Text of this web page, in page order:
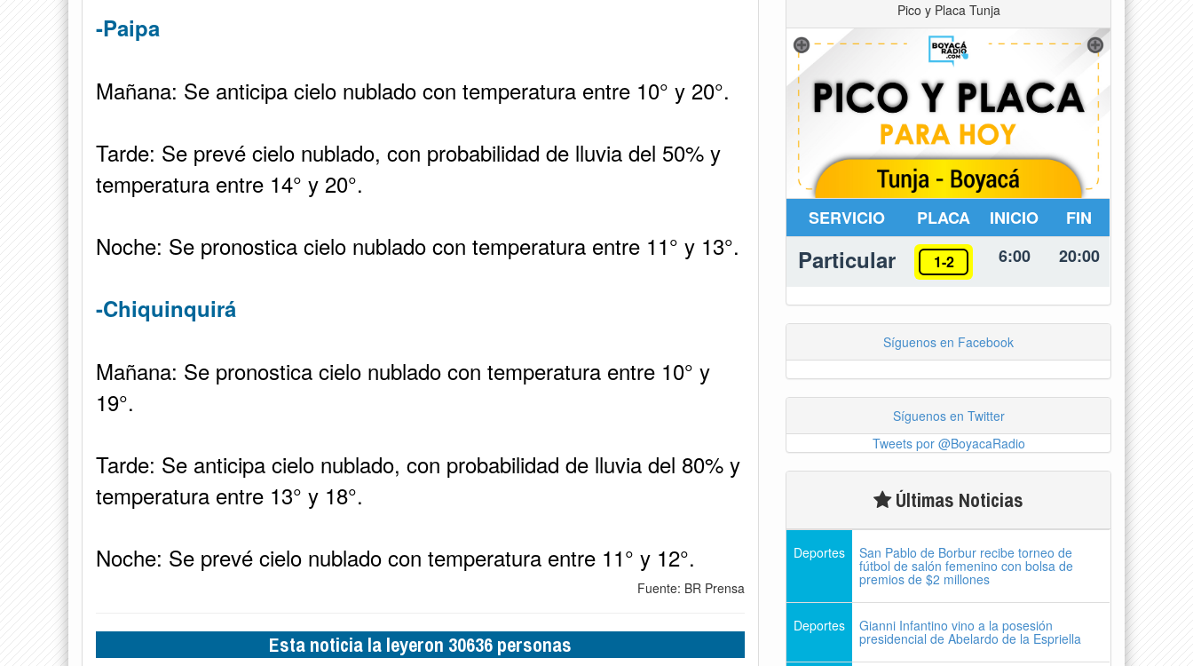
-Paipa
Mañana: Se anticipa cielo nublado con temperatura entre 10° y 20°.
Tarde: Se prevé cielo nublado, con probabilidad de lluvia del 50% y
temperatura entre 14° y 20°.
Noche: Se pronostica cielo nublado con temperatura entre 11° y 13°.
-Chiquinquirá
Mañana: Se pronostica cielo nublado con temperatura entre 10° y
19°.
Tarde: Se anticipa cielo nublado, con probabilidad de lluvia del 80% y
temperatura entre 13° y 18°.
Noche: Se prevé cielo nublado con temperatura entre 11° y 12°.
Fuente: BR Prensa
Esta noticia la leyeron 30636 personas
Pico y Placa Tunja
SERVICIO PLACA INICIO FIN
Particular 1-2 6:00 20:00
Síguenos en Facebook
Síguenos en Twitter
Tweets por @BoyacaRadio
Últimas Noticias
Deportes San Pablo de Borbur recibe torneo de
fútbol de salón femenino con bolsa de
premios de $2 millones
Deportes Gianni Infantino vino a la posesión
presidencial de Abelardo de la Espriella